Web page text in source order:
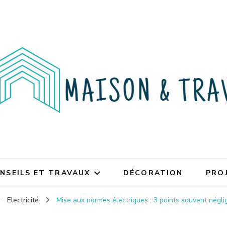
ET TRAVAUX DÉCORATION
Electricité Mise aux normes électriques : 3 points souvent